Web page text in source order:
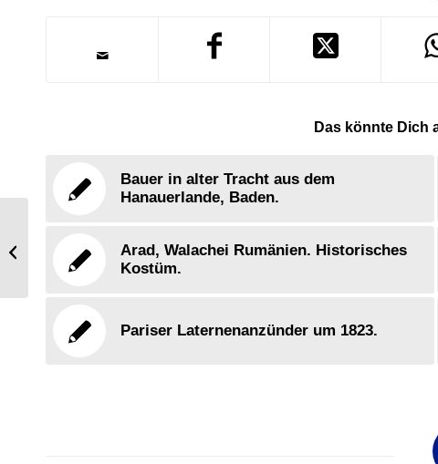
Das könnte Dich
Bauer in alter Tracht aus dem
Hanauerlande, Baden.
Arad, Walachei Rumänien. Historisches
Kostüm.
Pariser Laternenanzünder um 1823.
Kostüm 1826.